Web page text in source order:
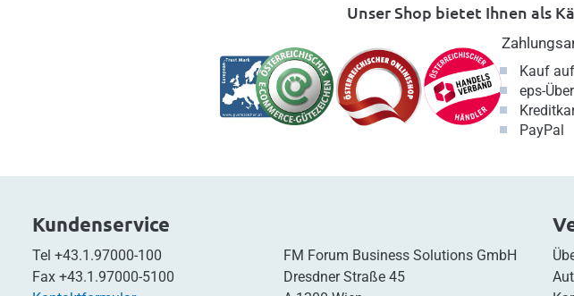
Unser Shop bietet Ihnen als
Kauf
eps-
PayPal
Kundenservice
Tel +43.1.97000-100
Fax +43.1.97000-5100
FM Forum Business Solutions GmbH
Dresdner Straße 45